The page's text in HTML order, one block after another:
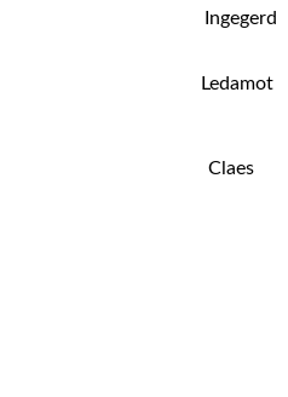
Ingegerd
Ledamot
Claes